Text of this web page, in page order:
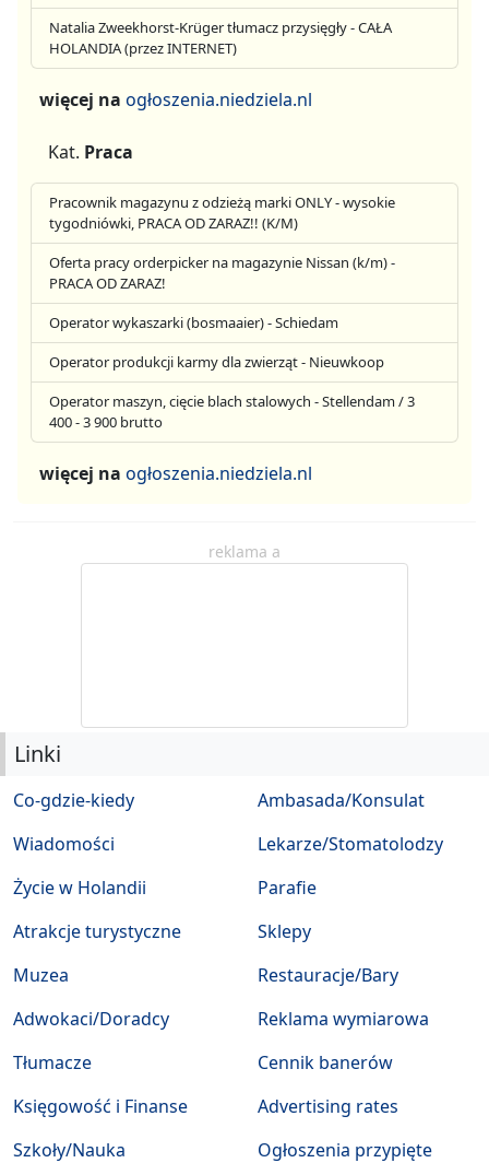
Natalia Zweekhorst-Krüger tłumacz przysięgły - CAŁA
HOLANDIA (przez INTERNET)
więcej na ogłoszenia.niedziela.nl
Kat. Praca
Pracownik magazynu z odzieżą marki ONLY - wysokie
tygodniówki, PRACA OD ZARAZ!! (K/M)
Oferta pracy orderpicker na magazynie Nissan (k/m) -
PRACA OD ZARAZ!
Operator wykaszarki (bosmaaier) - Schiedam
Operator produkcji karmy dla zwierząt - Nieuwkoop
Operator maszyn, cięcie blach stalowych - Stellendam / 3
400 - 3 900 brutto
więcej na ogłoszenia.niedziela.nl
reklama a
Linki
Co-gdzie-kiedy
Wiadomości
Życie w Holandii
Atrakcje turystyczne
Muzea
Ambasada/Konsulat
Lekarze/Stomatolodzy
Parafie
Sklepy
Restauracje/Bary
Adwokaci/Doradcy
Tłumacze
Księgowość i Finanse
Szkoły/Nauka
Reklama wymiarowa
Cennik banerów
Advertising rates
Ogłoszenia przypięte